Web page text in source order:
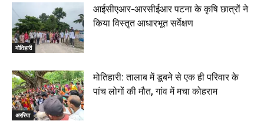
मोतिहारी
आईसीएआर-आरसीईआर पटना के कृषि छात्रों ने
किया विस्तृत आधारभूत सर्वेक्षण
अररिया
मोतिहारी: तालाब में डूबने से एक ही परिवार के
पांच लोगों की मौत, गांव में मचा कोहराम